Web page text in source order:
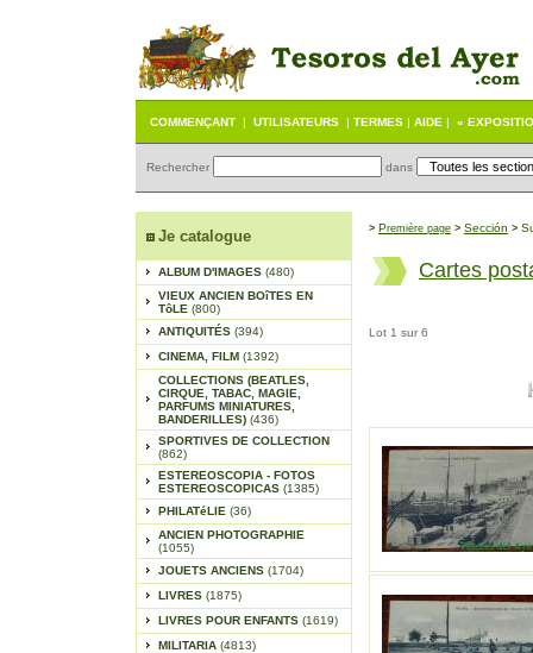
COMMENÇANT | UTILISATEURS | TERMES | AIDE | «
Rechercher dans
Je catalogue
ALBUM D'IMAGES (480)
VIEUX ANCIEN BOîTES EN
TôLE (800)
ANTIQUITÉS (394)
CINEMA, FILM (1392)
COLLECTIONS (BEATLES,
CIRQUE, TABAC, MAGIE,
PARFUMS MINIATURES,
BANDERILLES) (436)
SPORTIVES DE COLLECTION
(862)
ESTEREOSCOPIA - FOTOS
ESTEREOSCOPICAS (1385)
PHILATéLIE (36)
ANCIEN PHOTOGRAPHIE
(1055)
JOUETS ANCIENS (1704)
LIVRES (1875)
LIVRES POUR ENFANTS (1619)
MILITARIA (4813)
> Première page > Sección >
Cartes
Lot 1 sur 6